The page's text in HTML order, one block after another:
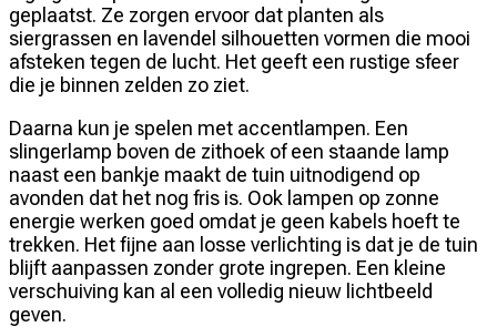
geplaatst. Ze zorgen ervoor dat planten als
siergrassen en lavendel silhouetten vormen die mooi
afsteken tegen de lucht. Het geeft een rustige sfeer
die je binnen zelden zo ziet.
Daarna kun je spelen met accentlampen. Een
slingerlamp boven de zithoek of een staande lamp
naast een bankje maakt de tuin uitnodigend op
avonden dat het nog fris is. Ook lampen op zonne
energie werken goed omdat je geen kabels hoeft te
trekken. Het fijne aan losse verlichting is dat je de tuin
blijft aanpassen zonder grote ingrepen. Een kleine
verschuiving kan al een volledig nieuw lichtbeeld
geven.